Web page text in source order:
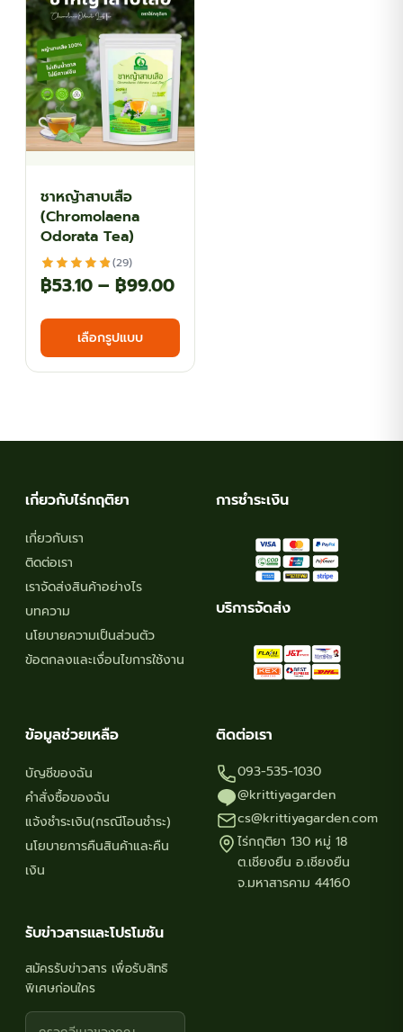
ชาหญ้าสาบเสือ
(Chromolaena
Odorata Tea)
(29)
฿53.10 – ฿99.00Price
range:
through
เลือกรูปแบบ
This
has
The
product
เกี่ยวกับไร่กฤติยา
เกี่ยวกับเรา
ติดต่อเรา
เราจัดส่งสินค้าอย่างไร
บทความ
นโยบายความเป็นส่วนตัว
ข้อตกลงและเงื่อนไขการใช้งาน
การชำระเงิน
บริการจัดส่ง
ข้อมูลช่วยเหลือ
บัญชีของฉัน
คำสั่งซื้อของฉัน
แจ้งชำระเงิน(กรณีโอนชำระ)
นโยบายการคืนสินค้าและคืน
เงิน
ติดต่อเรา
093-535-1030
@krittiyagarden
cs@krittiyagarden.com
ไร่กฤติยา 130 หมู่ 18
ต.เชียงยืน อ.เชียงยืน
จ.มหาสารคาม 44160
รับข่าวสารและโปรโมชัน
สมัครรับข่าวสาร เพื่อรับสิทธิ
พิเศษก่อนใคร